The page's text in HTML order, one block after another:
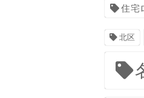
住宅
北区